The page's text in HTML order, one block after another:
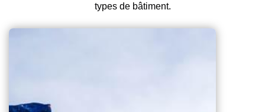
types de bâtiment.